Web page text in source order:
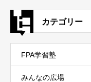
カテゴリー
FPA学習塾
みんなの広場